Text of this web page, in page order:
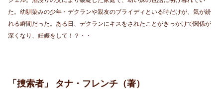
た。幼馴染みの少年・デクランや親友のブライディといる時だけが、気が紛
れる瞬間だった。ある日、デクランにキスをされたことがきっかけで関係が
深くなり、妊娠をして！？・・
「捜索者」 タナ・フレンチ（著）